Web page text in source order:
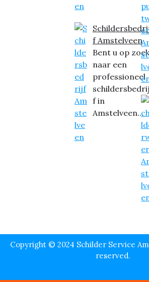
f Amstelveen
Bent u op zoek
naar een
professioneel
schildersbedrij
f in
Amstelveen...
Copyright © 2024 Schilder Service
reserved.